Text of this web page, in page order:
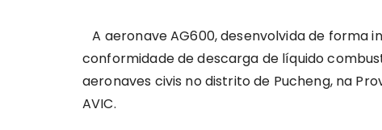
A aeronave AG600, desenvolvida de forma
conformidade de descarga de líquido
aeronaves civis no distrito de Pucheng, na
AVIC.